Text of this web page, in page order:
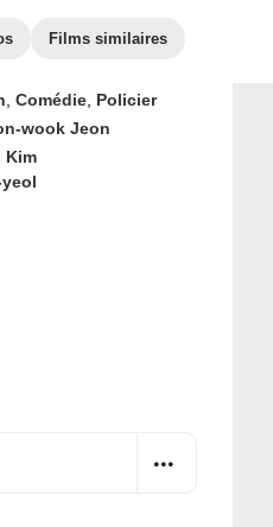
Films similaires
Comédie Policier
wook Jeon
Kim